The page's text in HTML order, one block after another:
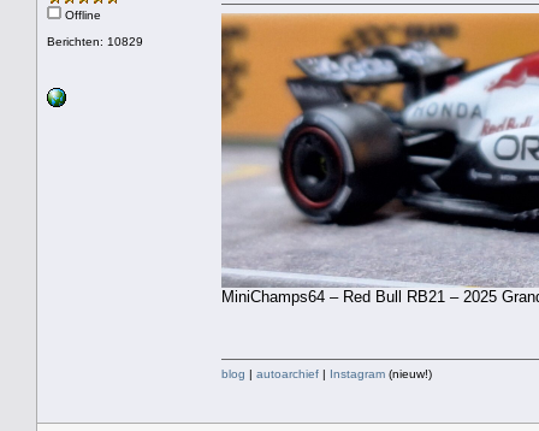
Offline
Berichten: 10829
MiniChamps64 – Red Bull RB21 – 2025
blog | autoarchief | Instagram (nieuw!)